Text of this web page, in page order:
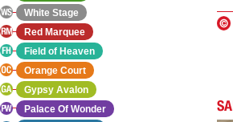
White Stage
Red Marquee
Field of Heaven
Orange Court
Gypsy Avalon
Palace Of Wonder